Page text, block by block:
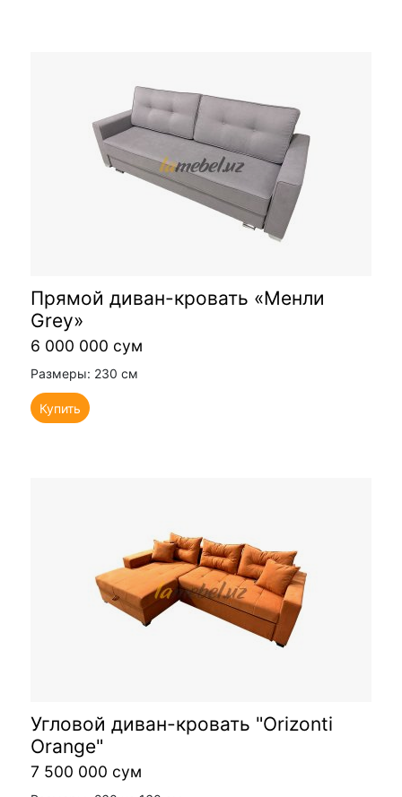
Прямой диван-кровать «Менли
Grey»
6 000 000 сум
Размеры: 230 см
Купить
Угловой диван-кровать "Orizonti
Orange"
7 500 000 сум